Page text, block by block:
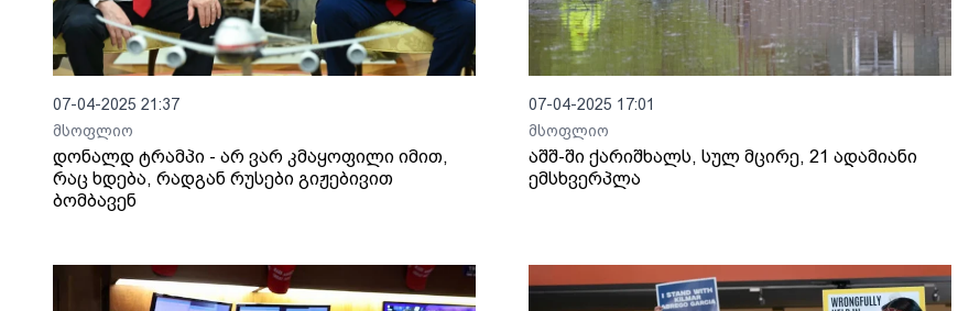
07-04-2025 21:37
მსოფლიო
დონალდ ტრამპი - არ ვარ კმაყოფილი იმით,
რაც ხდება, რადგან რუსები გიჟებივით
ბომბავენ
07-04-2025 17:01
მსოფლიო
აშშ-ში ქარიშხალს, სულ მცირე, 21 ადამიანი
ემსხვერპლა